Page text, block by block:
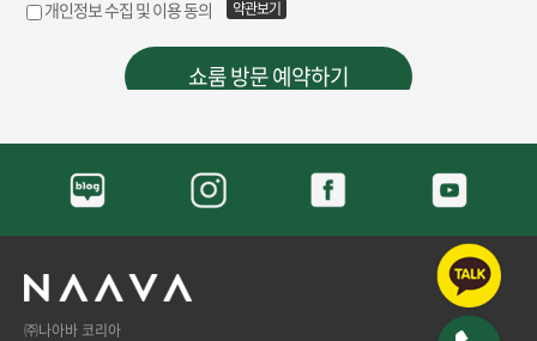
㈜나아바 코리아